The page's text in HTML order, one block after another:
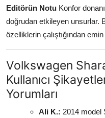
Editörün Notu Konfor
doğrudan etkileyen unsurlar.
özelliklerin çalıştığından
Volkswagen
Kullanıcı
Yorumları
Ali K.: 2014 model